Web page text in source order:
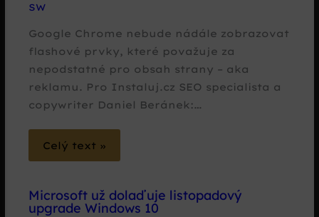
SW
Google Chrome nebude nádále zobrazovat
flashové prvky, které považuje za
nepodstatné pro obsah strany – aka
reklamu. Pro Instaluj.cz SEO specialista a
copywriter Daniel Beránek:…
Celý text »
Microsoft už dolaďuje listopadový
upgrade Windows 10